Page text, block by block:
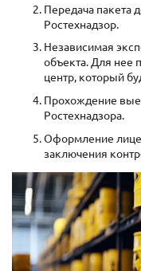
Передача пакета
Ростехнадзор.
Независимая
объекта. Для нее
центр, который
Прохождение
Ростехнадзора.
Оформление
заключения